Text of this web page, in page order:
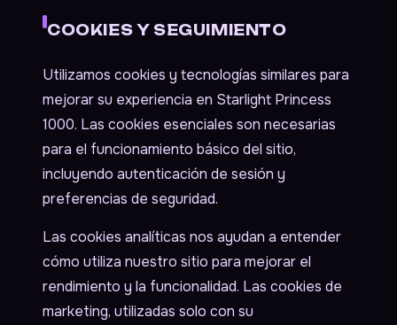
COOKIES Y SEGUIMIENTO
Utilizamos cookies y tecnologías similares para
mejorar su experiencia en Starlight Princess
1000. Las cookies esenciales son necesarias
para el funcionamiento básico del sitio,
incluyendo autenticación de sesión y
preferencias de seguridad.
Las cookies analíticas nos ayudan a entender
cómo utiliza nuestro sitio para mejorar el
rendimiento y la funcionalidad. Las cookies de
marketing, utilizadas solo con su